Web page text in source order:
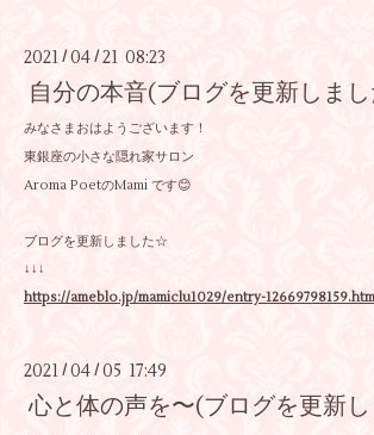
2021 /04 / 21 08:23
自分の本音(ブログを更新しま
みなさまおはようございます！
東銀座の小さな隠れ家サロン
Aroma PoetのMami です😊
ブログを更新しました☆
↓↓↓
https://ameblo.jp/mamiclu1029/entry-
2021 /04 /05 17:49
心と体の声を〜(ブログを更新